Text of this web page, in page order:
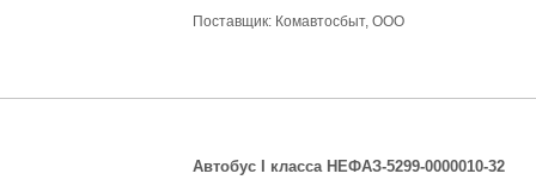
Поставщик: Комавтосбыт, ООО
Автобус I класса НЕФАЗ-5299-0000010-32